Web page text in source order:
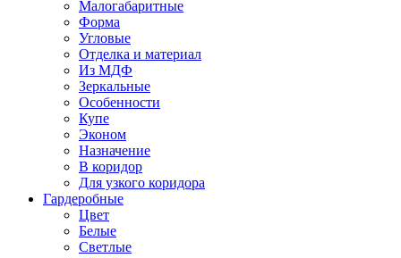
Малогабаритные
Форма
Угловые
Отделка и материал
Из МДФ
Зеркальные
Особенности
Купе
Эконом
Назначение
В коридор
Для узкого коридора
Гардеробные
Цвет
Белые
Светлые